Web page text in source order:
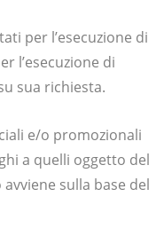
per l’esecuzione di
l’esecuzione di
sua richiesta.
e/o promozionali
a quelli oggetto del
sulla base del